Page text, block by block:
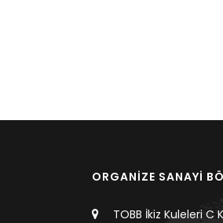
ORGANİZE SANAYİ
TOBB İkiz Kuleleri C